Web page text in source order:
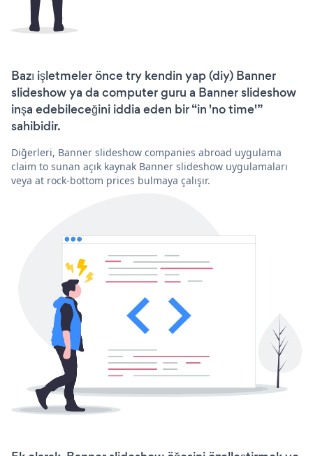
Bazı işletmeler önce try kendin yap (diy) Banner
slideshow ya da computer guru a Banner slideshow
inşa edebileceğini iddia eden bir “in 'no time'”
sahibidir.
Diğerleri, Banner slideshow companies abroad uygulama
claim to sunan açık kaynak Banner slideshow uygulamaları
veya at rock-bottom prices bulmaya çalışır.